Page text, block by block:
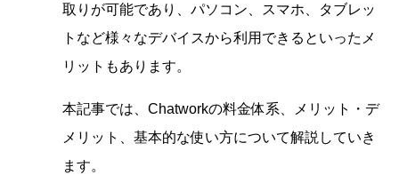
取りが可能であり、パソコン、スマホ、タブレッ
トなど様々なデバイスから利用できるといったメ
リットもあります。
本記事では、Chatworkの料金体系、メリット・デ
メリット、基本的な使い方について解説していき
ます。